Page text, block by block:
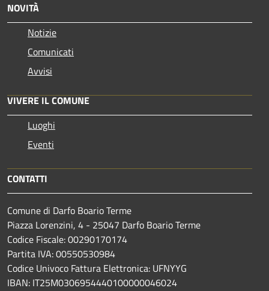
NOVITÀ
Notizie
Comunicati
Avvisi
VIVERE IL COMUNE
Luoghi
Eventi
CONTATTI
Comune di Darfo Boario Terme
Piazza Lorenzini, 4 - 25047 Darfo Boario Terme
Codice Fiscale: 00290170174
Partita IVA: 00550530984
Codice Univoco Fattura Elettronica: UFNYYG
IBAN: IT25M0306954440100000046024